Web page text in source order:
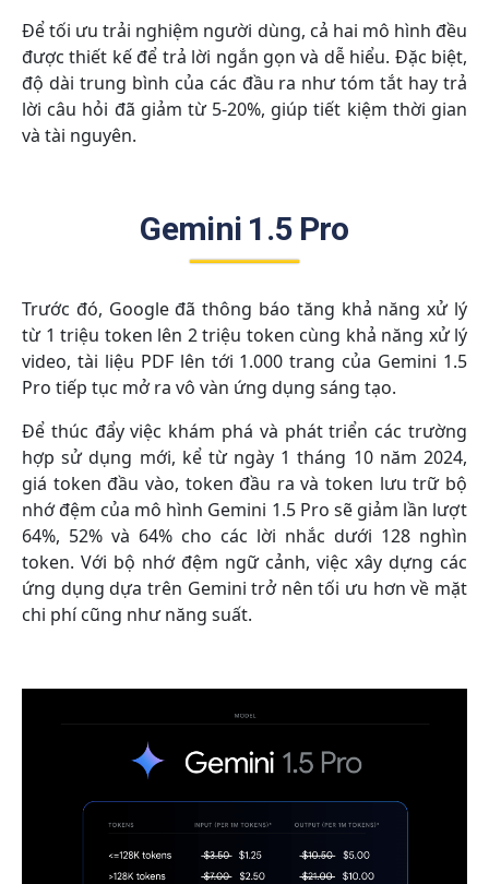
Để tối ưu trải nghiệm người dùng, cả hai mô hình đều
được thiết kế để trả lời ngắn gọn và dễ hiểu. Đặc biệt,
độ dài trung bình của các đầu ra như tóm tắt hay trả
lời câu hỏi đã giảm từ 5-20%, giúp tiết kiệm thời gian
và tài nguyên.
Gemini 1.5 Pro
Trước đó, Google đã thông báo tăng khả năng xử lý
từ 1 triệu token lên 2 triệu token cùng khả năng xử lý
video, tài liệu PDF lên tới 1.000 trang của Gemini 1.5
Pro tiếp tục mở ra vô vàn ứng dụng sáng tạo.
Để thúc đẩy việc khám phá và phát triển các trường
hợp sử dụng mới, kể từ ngày 1 tháng 10 năm 2024,
giá token đầu vào, token đầu ra và token lưu trữ bộ
nhớ đệm của mô hình Gemini 1.5 Pro sẽ giảm lần lượt
64%, 52% và 64% cho các lời nhắc dưới 128 nghìn
token. Với bộ nhớ đệm ngữ cảnh, việc xây dựng các
ứng dụng dựa trên Gemini trở nên tối ưu hơn về mặt
chi phí cũng như năng suất.